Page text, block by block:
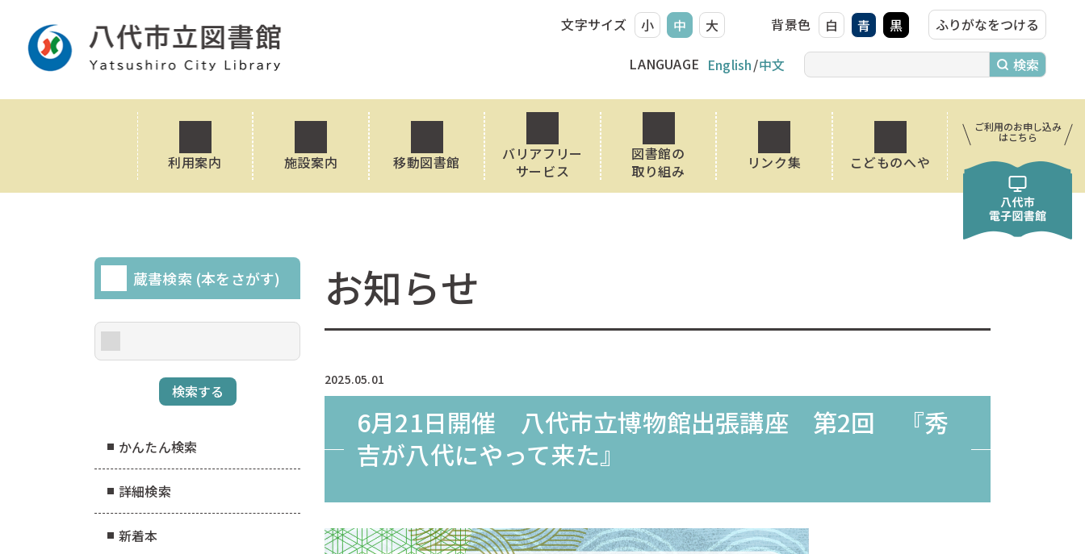
文字サイズ 小 中 大 背景色 白 青 黒 ふりがなをつける
LANGUAGE English 中文
ご利用のお申し込み
はこちら
利用案内 施設案内 移動図書館
バリアフリー
サービス
図書館の
取り組み
リンク集 こどものへや
お知らせ
2025.05.01
6月21日開催 八代市立博物館出張講座 第2回 『秀
吉が八代にやって来た』
蔵書検索 (本をさがす)
かんたん検索
詳細検索
新着本